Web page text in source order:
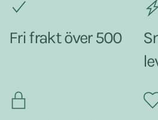
Fri frakt över 500